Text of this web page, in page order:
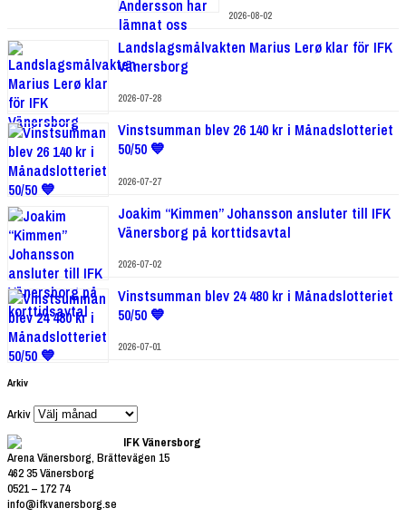
2026-08-02
Landslagsmålvakten Marius Lerø klar för IFK
Vänersborg
2026-07-28
Vinstsumman blev 26 140 kr i Månadslotteriet
50/50 💙
2026-07-27
Joakim “Kimmen” Johansson ansluter till IFK
Vänersborg på korttidsavtal
2026-07-02
Vinstsumman blev 24 480 kr i Månadslotteriet
50/50 💙
2026-07-01
Arkiv
Arkiv
IFK Vänersborg
Arena Vänersborg, Brättevägen 15
462 35 Vänersborg
0521 – 172 74
info@ifkvanersborg.se